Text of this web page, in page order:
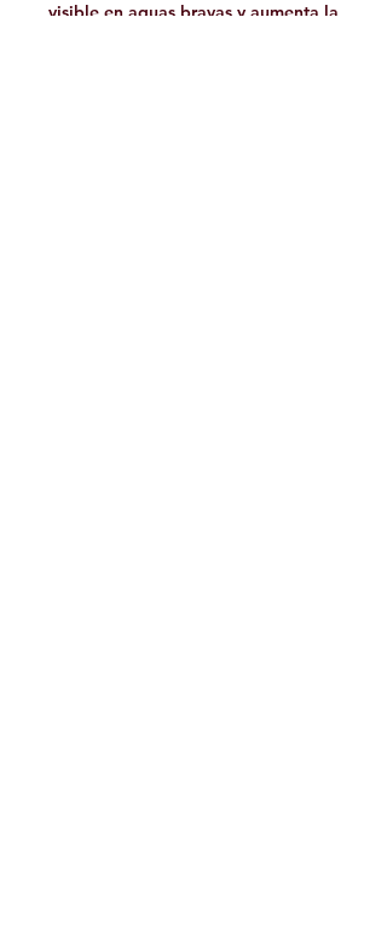
visible en aguas bravas y aumenta la